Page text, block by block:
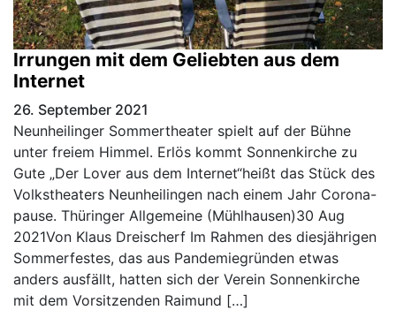
Irrungen mit dem Geliebten aus dem
Internet
26. September 2021
Neunheilinger Sommertheater spielt auf der Bühne
unter freiem Himmel. Erlös kommt Sonnenkirche zu
Gute „Der Lover aus dem Internet“heißt das Stück des
Volkstheaters Neunheilingen nach einem Jahr Corona-
pause. Thüringer Allgemeine (Mühlhausen)30 Aug
2021Von Klaus Dreischerf Im Rahmen des diesjährigen
Sommerfestes, das aus Pandemiegründen etwas
anders ausfällt, hatten sich der Verein Sonnenkirche
mit dem Vorsitzenden Raimund […]